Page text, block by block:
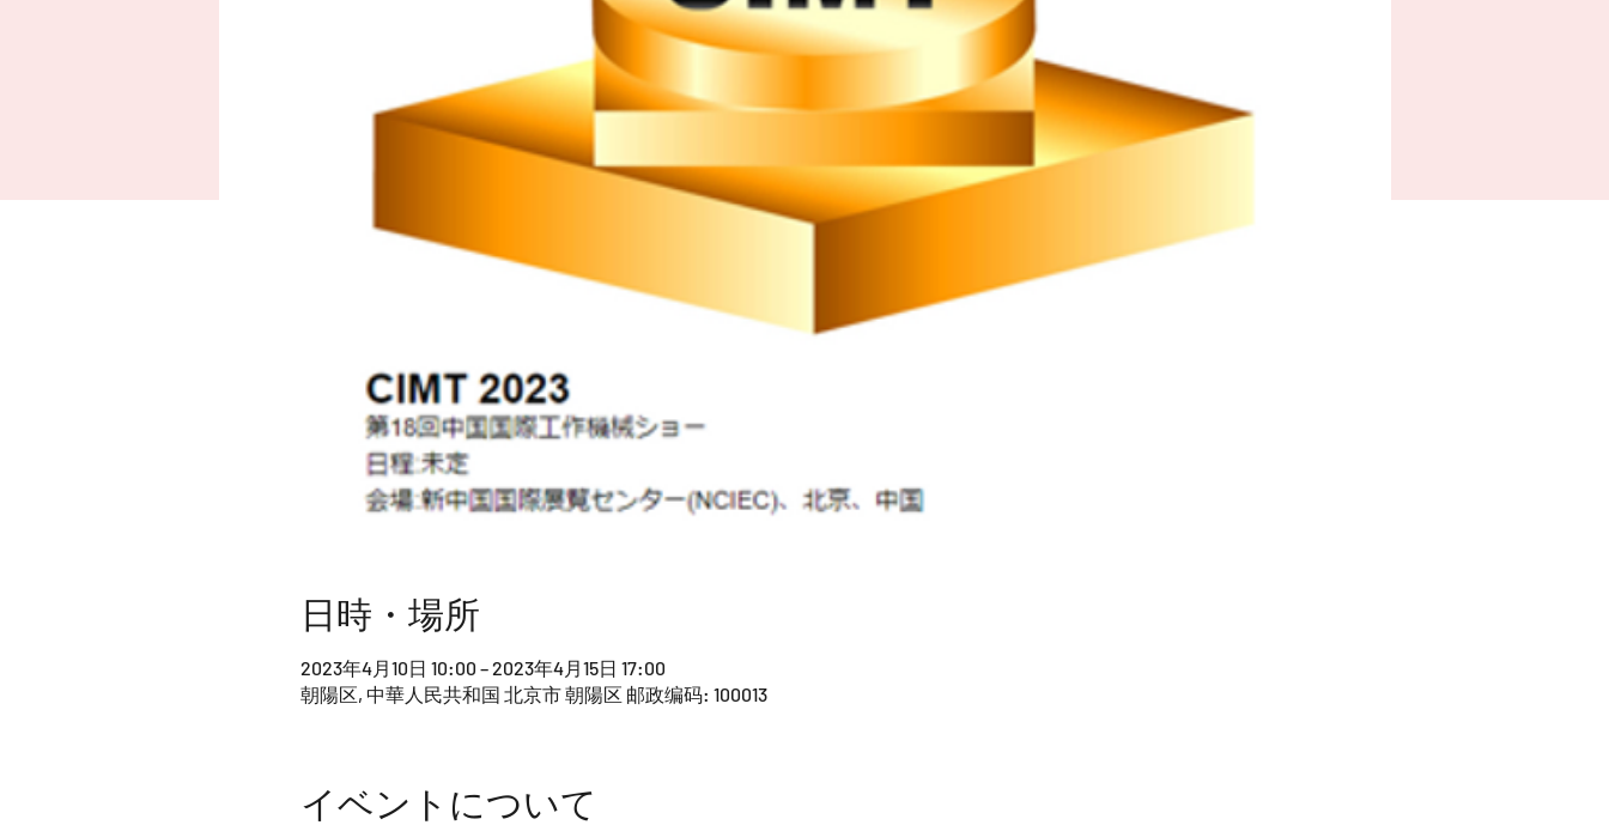
日時・場所
2023年4月10日 10:00 – 2023年4月15日 17:00
朝陽区, 中華人民共和国 北京市 朝陽区 邮政编码: 100013
イベントについて